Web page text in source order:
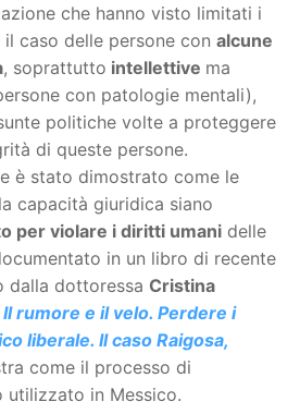
che hanno visto limitati i
caso delle persone con alcune
, soprattutto intellettive ma
con patologie mentali),
politiche volte a proteggere
di queste persone.
è stato dimostrato come le
capacità giuridica siano
per violare i diritti umani delle
in un libro di recente
dalla dottoressa Cristina
Il rumore e il velo. Perdere i
liberale. Il caso Raigosa,
come il processo di
utilizzato in Messico.